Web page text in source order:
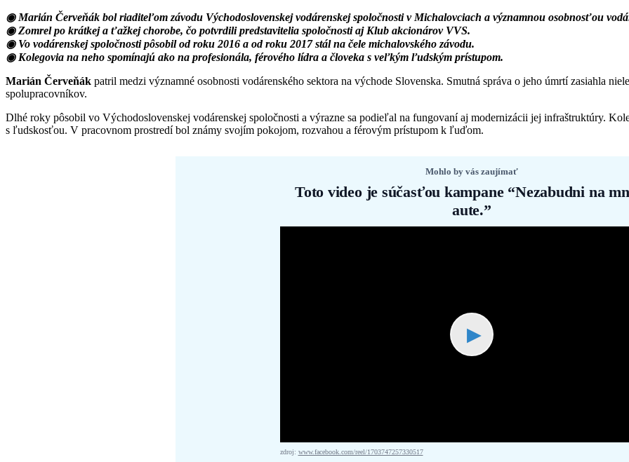
◉ Marián Červeňák bol riaditeľom závodu Východoslovenskej vodárenskej spoločnosti v Michalovciach a významnou osobnosťou
◉ Zomrel po krátkej a ťažkej chorobe, čo potvrdili predstavitelia spoločnosti aj Klub akcionárov VVS.
◉ Vo vodárenskej spoločnosti pôsobil od roku 2016 a od roku 2017 stál na čele michalovského závodu.
◉ Kolegovia na neho spomínajú ako na profesionála, férového lídra a človeka s veľkým ľudským prístupom.
Marián Červeňák patril medzi významné osobnosti vodárenského sektora na východe Slovenska. Smutná správa o jeho úmrtí zasiahla
spolupracovníkov.
Dlhé roky pôsobil vo Východoslovenskej vodárenskej spoločnosti a výrazne sa podieľal na fungovaní aj modernizácii jej infraštruktúry.
s ľudskosťou. V pracovnom prostredí bol známy svojím pokojom, rozvahou a férovým prístupom k ľuďom.
Mohlo by vás zaujímať
Toto video je súčasťou kampane “Nezabudni na
aute.”
▶
zdroj: www.facebook.com/reel/1703747257330517